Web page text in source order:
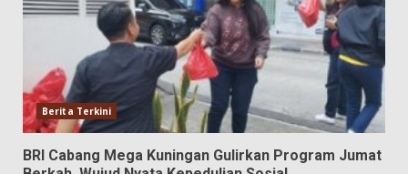
Berita Terkini
BRI Cabang Mega Kuningan Gulirkan Program Jumat